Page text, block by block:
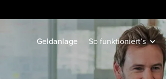
Geldanlage So funktioniert’s